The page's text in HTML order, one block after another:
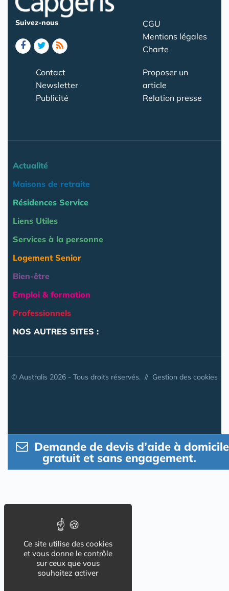
Suivez-nous
CGU
Mentions légales
Charte
Contact
Newsletter
Publicité
Proposer un
article
Relation presse
Actualité
Maisons de retraite
Résidences Service
Liens Utiles
Services à la personne
Logement Senior
Bien-être
Emploi & formation
Professionnels
NOS AUTRES SITES :
© Australis 2026 - Tous droits réservés. // Gestion des cookies
Demande de devis d’aide à domicile
gratuit et sans engagement.
Ce site utilise des cookies
et vous donne le contrôle
sur ceux que vous
souhaitez activer